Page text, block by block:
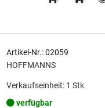
Artikel-Nr.: 02059
HOFFMANNS
Verkaufseinheit: 1 Stk
verfügbar